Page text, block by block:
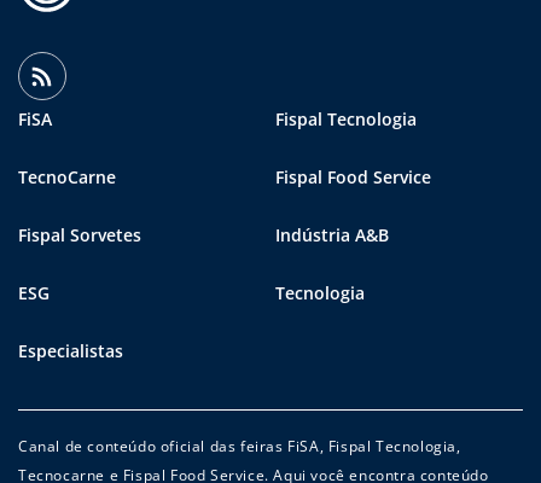
FiSA Fispal Tecnologia
TecnoCarne Fispal Food Service
Fispal Sorvetes Indústria A&B
ESG Tecnologia
Especialistas
Canal de conteúdo oficial das feiras FiSA, Fispal Tecnologia,
Tecnocarne e Fispal Food Service. Aqui você encontra conteúdo